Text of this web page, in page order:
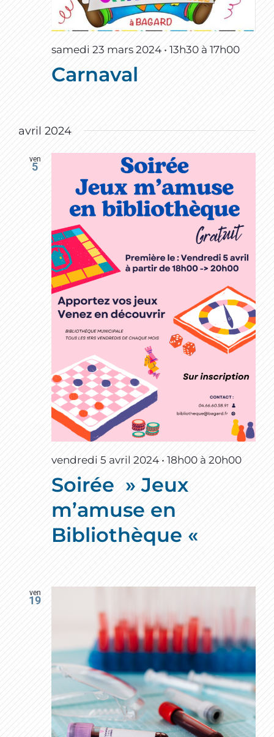
samedi 23 mars 2024 • 13h30 à 17h00
Carnaval
avril 2024
ven
5
vendredi 5 avril 2024 • 18h00à 20h00
Soirée » Jeux
m’amuse en
Bibliothèque «
ven
19